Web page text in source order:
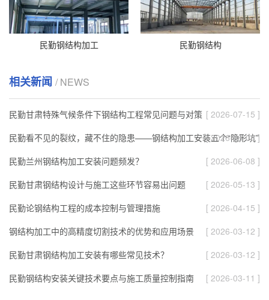
民勤钢结构加工 民勤钢结构
相关新闻 / NEWS
民勤甘肃特殊气候条件下钢结构工程常见问题与对策 [ 2026-07-15 ]
民勤看不见的裂纹，藏不住的隐患——钢结构加工安装五个“隐形坑”
[ 2026-06-08 ]
民勤兰州钢结构加工安装问题频发？
[ 2026-06-08 ]
民勤甘肃钢结构设计与施工这些环节容易出问题
[ 2026-05-13 ]
民勤论钢结构工程的成本控制与管理措施
[ 2026-04-15 ]
钢结构加工中的高精度切割技术的优势和应用场景
[ 2026-03-12 ]
民勤甘肃钢结构加工安装有哪些常见技术？
[ 2026-03-12 ]
民勤钢结构安装关键技术要点与施工质量控制指南
[ 2026-03-11 ]